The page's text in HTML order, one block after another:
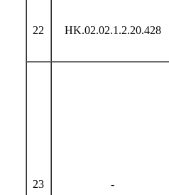
22 HK.02.02.1.2.20.428
23 -